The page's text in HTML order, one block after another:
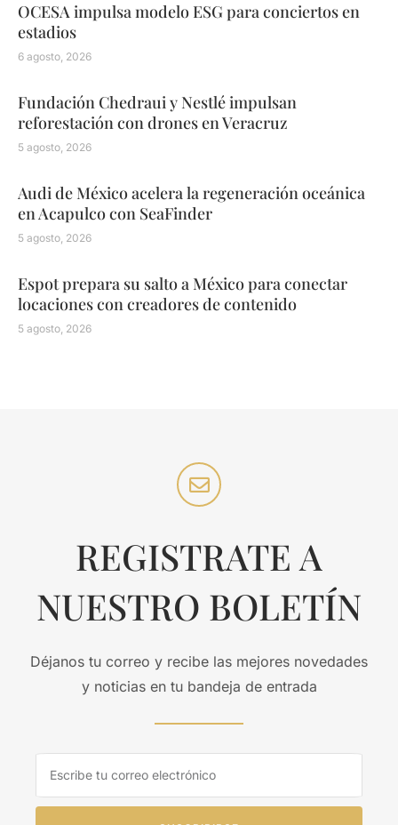
OCESA impulsa modelo ESG para conciertos en
estadios
6 agosto, 2026
Fundación Chedraui y Nestlé impulsan
reforestación con drones en Veracruz
5 agosto, 2026
Audi de México acelera la regeneración oceánica
en Acapulco con SeaFinder
5 agosto, 2026
Espot prepara su salto a México para conectar
locaciones con creadores de contenido
5 agosto, 2026
REGISTRATE A
NUESTRO BOLETÍN
Déjanos tu correo y recibe las mejores novedades
y noticias en tu bandeja de entrada